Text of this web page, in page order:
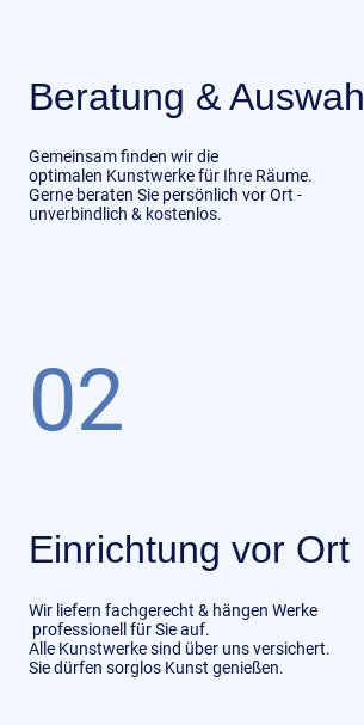
Beratung & Auswah
Gemeinsam finden wir die
optimalen Kunstwerke für Ihre Räume.
Gerne beraten Sie persönlich vor Ort -
unverbindlich & kostenlos.
02
Einrichtung vor Ort
Wir liefern fachgerecht & hängen Werke
professionell für Sie auf.
Alle Kunstwerke sind über uns versichert.
Sie dürfen sorglos Kunst genießen.